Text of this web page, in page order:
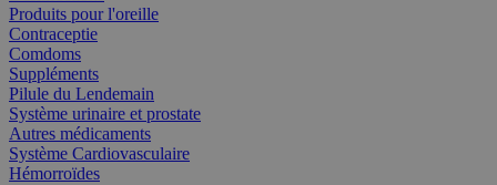
Produits pour l'oreille
Contraceptie
Comdoms
Suppléments
Pilule du Lendemain
Système urinaire et prostate
Autres médicaments
Système Cardiovasculaire
Hémorroïdes